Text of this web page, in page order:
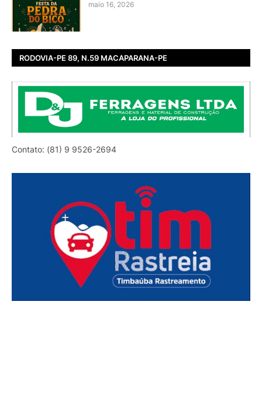
maio 16, 2026
RODOVIA-PE 89, N.59 MACAPARANA-PE
Contato: (81) 9 9526-2694